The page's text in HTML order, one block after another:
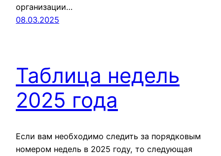
организации…
08.03.2025
Таблица недель
2025 года
Если вам необходимо следить за порядковым
номером недель в 2025 году, то следующая